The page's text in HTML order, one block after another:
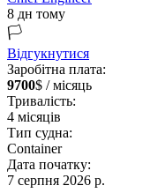
8 дн тому
🏳️
Відгукнутися
Заробітна плата:
9700$ / місяць
Тривалість:
4 місяців
Тип судна:
Container
Дата початку:
7 серпня 2026 р.